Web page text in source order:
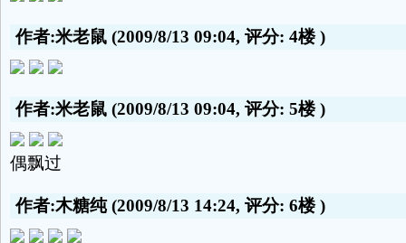
作者:米老鼠 (2009/8/13 09:04, 评分: 4楼)
作者:米老鼠 (2009/8/13 09:04, 评分: 5楼)
偶飘过
作者:木糖纯(2009/8/13 14:24, 评分: 6楼)